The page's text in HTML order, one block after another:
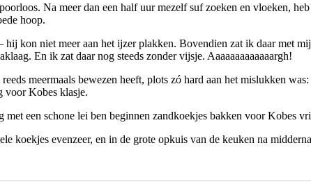
Na meer dan een half uur mezelf suf zoeken en vloeken,
hoop.
kon niet meer aan het ijzer plakken. Bovendien zat ik daar met
En ik zat daar nog steeds zonder vijsje. Aaaaaaaaaaaaargh!
meermaals bewezen heeft, plots zó hard aan het mislukken
voor Kobes klasje.
een schone lei ben beginnen zandkoekjes bakken voor Kobes
koekjes evenzeer, en in de grote opkuis van de keuken na